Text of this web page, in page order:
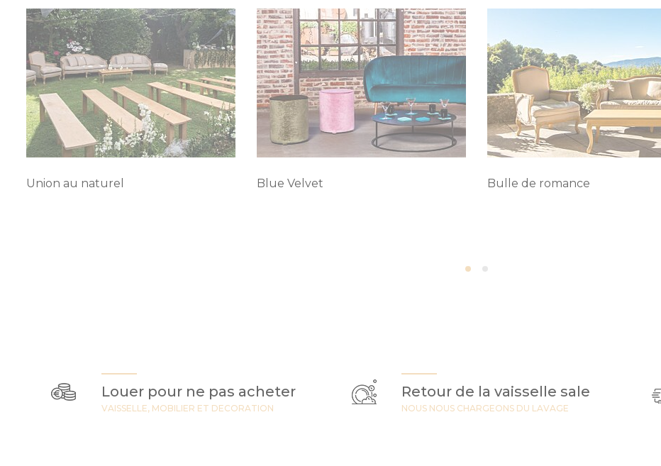
Union au naturel Blue Velvet Bulle de romance
Louer pour ne pas acheter
VAISSELLE, MOBILIER ET DECORATION
Retour de la vaisselle sale
NOUS NOUS CHARGEONS DU LAVAGE